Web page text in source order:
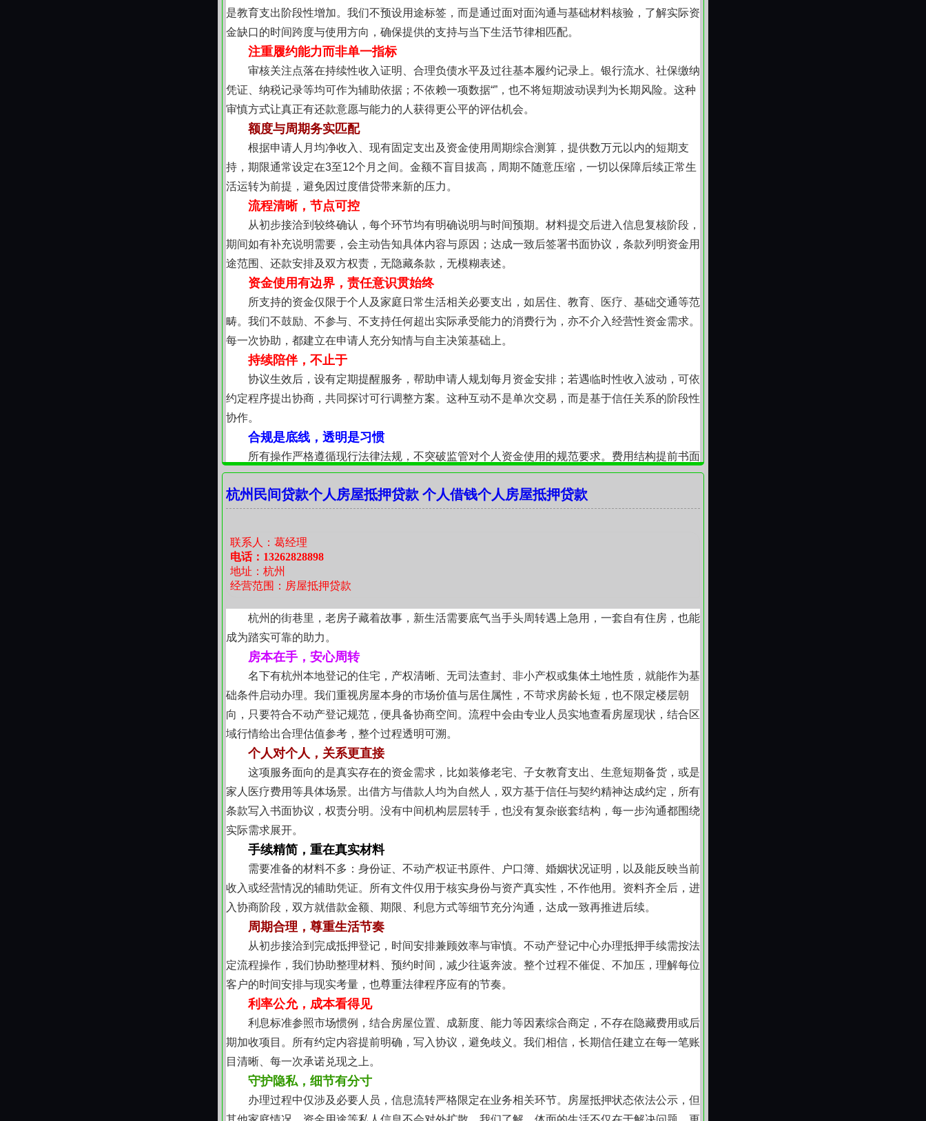
是教育支出阶段性增加。我们不预设用途标签，而是通过面对面沟通与基础材料核验，了解实际资
金缺口的时间跨度与使用方向，确保提供的支持与当下生活节律相匹配。
注重履约能力而非单一指标
审核关注点落在持续性收入证明、合理负债水平及过往基本履约记录上。银行流水、社保缴纳
凭证、纳税记录等均可作为辅助依据；不依赖一项数据“”，也不将短期波动误判为长期风险。这种
审慎方式让真正有还款意愿与能力的人获得更公平的评估机会。
额度与周期务实匹配
根据申请人月均净收入、现有固定支出及资金使用周期综合测算，提供数万元以内的短期支
持，期限通常设定在3至12个月之间。金额不盲目拔高，周期不随意压缩，一切以保障后续正常生
活运转为前提，避免因过度借贷带来新的压力。
流程清晰，节点可控
从初步接洽到较终确认，每个环节均有明确说明与时间预期。材料提交后进入信息复核阶段，
期间如有补充说明需要，会主动告知具体内容与原因；达成一致后签署书面协议，条款列明资金用
途范围、还款安排及双方权责，无隐藏条款，无模糊表述。
资金使用有边界，责任意识贯始终
所支持的资金仅限于个人及家庭日常生活相关必要支出，如居住、教育、医疗、基础交通等范
畴。我们不鼓励、不参与、不支持任何超出实际承受能力的消费行为，亦不介入经营性资金需求。
每一次协助，都建立在申请人充分知情与自主决策基础上。
持续陪伴，不止于
协议生效后，设有定期提醒服务，帮助申请人规划每月资金安排；若遇临时性收入波动，可依
约定程序提出协商，共同探讨可行调整方案。这种互动不是单次交易，而是基于信任关系的阶段性
协作。
合规是底线，透明是习惯
所有操作严格遵循现行法律法规，不突破监管对个人资金使用的规范要求。费用结构提前书面
列示，构成清晰，计算方式可验证；不存在任何未披露成本，也无强制搭售或附加条件。我们相
信，可持续的支持，必须扎根于可验证的规则之上。
们愿以踏实的方式，陪伴本地居民应对生活中那些需要一点缓冲的时刻。
杭州民间贷款个人房屋抵押贷款 个人借钱个人房屋抵押贷款
联系人：葛经理
电话：13262828898
地址：杭州
经营范围：房屋抵押贷款
杭州的街巷里，老房子藏着故事，新生活需要底气当手头周转遇上急用，一套自有住房，也能
成为踏实可靠的助力。
房本在手，安心周转
名下有杭州本地登记的住宅，产权清晰、无司法查封、非小产权或集体土地性质，就能作为基
础条件启动办理。我们重视房屋本身的市场价值与居住属性，不苛求房龄长短，也不限定楼层朝
向，只要符合不动产登记规范，便具备协商空间。流程中会由专业人员实地查看房屋现状，结合区
域行情给出合理估值参考，整个过程透明可溯。
个人对个人，关系更直接
这项服务面向的是真实存在的资金需求，比如装修老宅、子女教育支出、生意短期备货，或是
家人医疗费用等具体场景。出借方与借款人均为自然人，双方基于信任与契约精神达成约定，所有
条款写入书面协议，权责分明。没有中间机构层层转手，也没有复杂嵌套结构，每一步沟通都围绕
实际需求展开。
手续精简，重在真实材料
需要准备的材料不多：身份证、不动产权证书原件、户口簿、婚姻状况证明，以及能反映当前
收入或经营情况的辅助凭证。所有文件仅用于核实身份与资产真实性，不作他用。资料齐全后，进
入协商阶段，双方就借款金额、期限、利息方式等细节充分沟通，达成一致再推进后续。
周期合理，尊重生活节奏
从初步接洽到完成抵押登记，时间安排兼顾效率与审慎。不动产登记中心办理抵押手续需按法
定流程操作，我们协助整理材料、预约时间，减少往返奔波。整个过程不催促、不加压，理解每位
客户的时间安排与现实考量，也尊重法律程序应有的节奏。
利率公允，成本看得见
利息标准参照市场惯例，结合房屋位置、成新度、能力等因素综合商定，不存在隐藏费用或后
期加收项目。所有约定内容提前明确，写入协议，避免歧义。我们相信，长期信任建立在每一笔账
目清晰、每一次承诺兑现之上。
守护隐私，细节有分寸
办理过程中仅涉及必要人员，信息流转严格限定在业务相关环节。房屋抵押状态依法公示，但